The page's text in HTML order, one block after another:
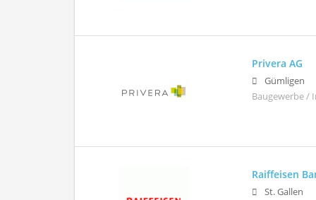
Privera AG
Gümligen
Baugewerbe /
Raiffeisen
St. Gallen